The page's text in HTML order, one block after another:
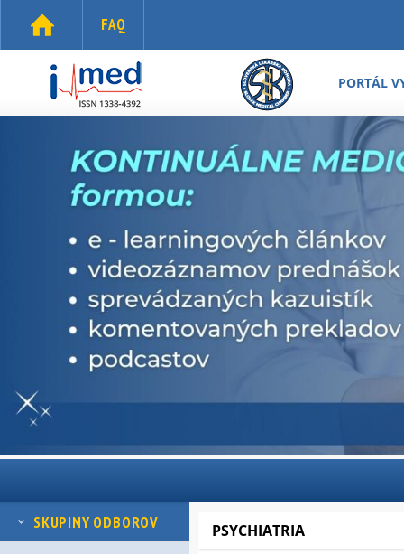
FAQ
PORTÁL
SKUPINY ODBOROV PSYCHIATRIA